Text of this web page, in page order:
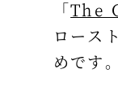
「The
ロース
めです。